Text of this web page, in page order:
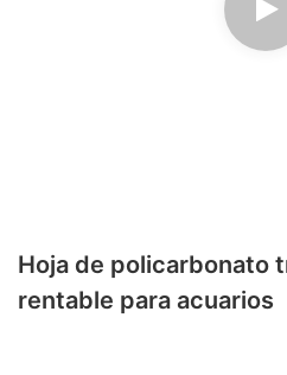
Hoja de policarbonato
rentable para acuarios